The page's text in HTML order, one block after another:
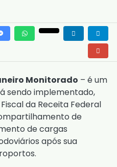
Monitorado – é um
sendo implementado,
da Receita Federal
de
de cargas
após sua